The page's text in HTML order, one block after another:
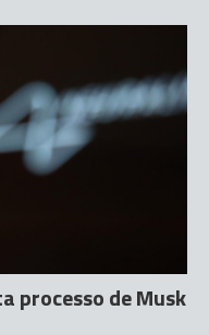
processo de Musk